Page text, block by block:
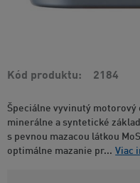
Kód produktu 2184
Špeciálne vyvinutý motorový
minerálne a syntetické
s pevnou mazacou látkou
optimálne mazanie pr... Viac